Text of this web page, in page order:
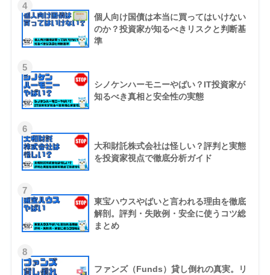
4
個人向け国債は本当に買ってはいけない
のか？投資家が知るべきリスクと判断基
準
5
シノケンハーモニーやばい？IT投資家が
知るべき真相と安全性の実態
6
大和財託株式会社は怪しい？評判と実態
を投資家視点で徹底分析ガイド
7
東宝ハウスやばいと言われる理由を徹底
解剖。評判・失敗例・安全に使うコツ総
まとめ
8
ファンズ（Funds）貸し倒れの真実。リ